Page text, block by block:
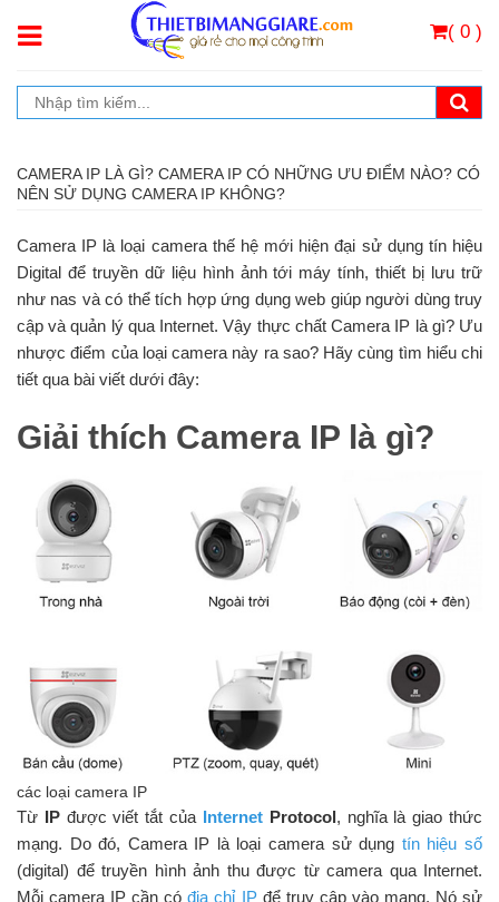
( 0 )
CAMERA IP LÀ GÌ? CAMERA IP CÓ NHỮNG ƯU ĐIỂM NÀO? CÓ
NÊN SỬ DỤNG CAMERA IP KHÔNG?
Camera IP là loại camera thế hệ mới hiện đại sử dụng tín hiệu
Digital để truyền dữ liệu hình ảnh tới máy tính, thiết bị lưu trữ
như nas và có thể tích hợp ứng dụng web giúp người dùng truy
cập và quản lý qua Internet. Vậy thực chất Camera IP là gì? Ưu
nhược điểm của loại camera này ra sao? Hãy cùng tìm hiểu chi
tiết qua bài viết dưới đây:
Giải thích Camera IP là gì?
các loại camera IP
Từ IPđược viết tắt của InternetProtocol, nghĩa là giao thức
mạng. Do đó, Camera IP là loại camera sử dụng tín hiệu số
(digital) để truyền hình ảnh thu được từ camera qua Internet.
Mỗi camera IP cần cóđịa chỉ IPđể truy cập vào mạng. Nó sử